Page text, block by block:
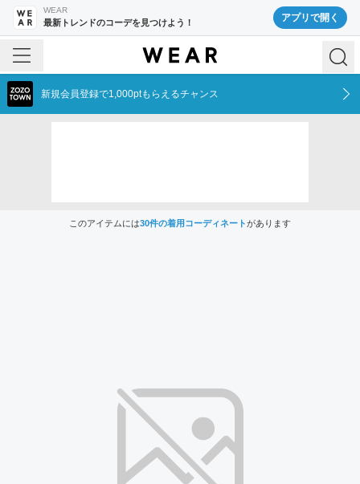
WEAR
最新トレンドのコーデを見つけよう！ アプリで開く
新規会員登録で1,000ptもらえるチャンス
このアイテムには30件の着用コーディネートがあります